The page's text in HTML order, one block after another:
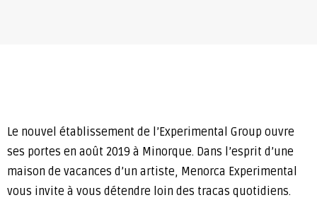
Le nouvel établissement de l’Experimental Group ouvre
ses portes en août 2019 à Minorque. Dans l’esprit d’une
maison de vacances d’un artiste, Menorca Experimental
vous invite à vous détendre loin des tracas quotidiens.